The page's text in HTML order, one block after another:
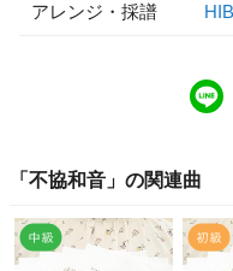
アレンジ・採譜
「 不協和音 」の関連曲